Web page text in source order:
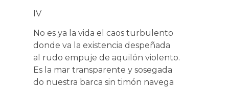
IV
No es ya la vida el caos turbulento
donde va la existencia despeñada
al rudo empuje de aquilón violento.
Es la mar transparente y sosegada
do nuestra barca sin timón navega